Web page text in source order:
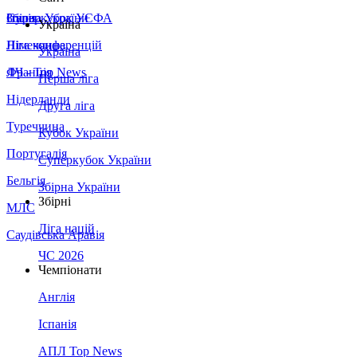
Збірна України
Італія
Німеччина
Франція
Нідерланди
Туреччина
Португалія
Бельгія
МЛС
Саудівська Аравія
Суперкубок УЄФА
Ліга конференцій
ЛЧ - Top News
Україна
Україна
Перша ліга
Друга ліга
Кубок України
Суперкубок України
Збірна України
Збірні
Ліга націй
ЧС 2026
Чемпіонати
Англія
Іспанія
АПЛ Top News